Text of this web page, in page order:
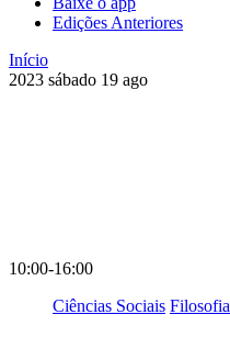
Edições Anteriores
Início
2023 sábado 19 ago
10:00-16:00
Ciências Sociais Filosofia